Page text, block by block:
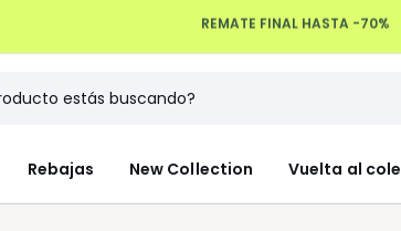
Devoluciones hasta 100 días
Rebajas New Collection Vuelta al cole